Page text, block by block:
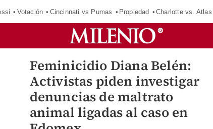
Votación Cincinnati vs Pumas Propiedad Charlotte vs. Atlas
Feminicidio Diana Belén:
Activistas piden investigar
denuncias de maltrato
animal ligadas al caso en